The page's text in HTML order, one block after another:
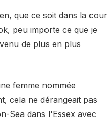
que ce soit dans la cour
peu importe ce que je
de plus en plus
femme nommée
cela ne dérangeait pas
Sea dans l'Essex avec